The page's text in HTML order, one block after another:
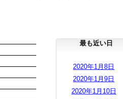
最も近い日
2020年1月8日
2020年1月9日
2020年1月10日